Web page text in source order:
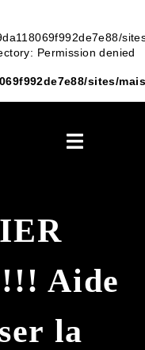
Permission denied
sites/
Aide
la